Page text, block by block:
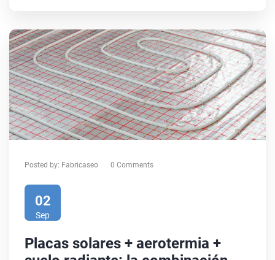
Posted by: Fabricaseo 0 Comments
02
Sep
Placas solares + aerotermia +